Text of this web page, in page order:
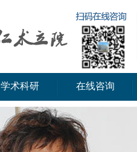
学术科研 在线咨询